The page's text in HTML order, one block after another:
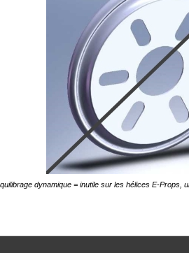
dynamique = inutile sur les hélices E-Props,